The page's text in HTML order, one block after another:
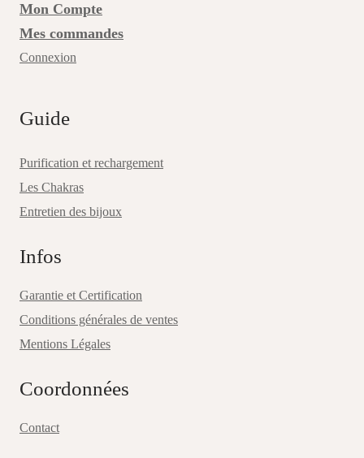
Mon Compte
Mes commandes
Connexion
Guide
Purification et rechargement
Les Chakras
Entretien des bijoux
Infos
Garantie et Certification
Conditions générales de ventes
Mentions Légales
Coordonnées
Contact